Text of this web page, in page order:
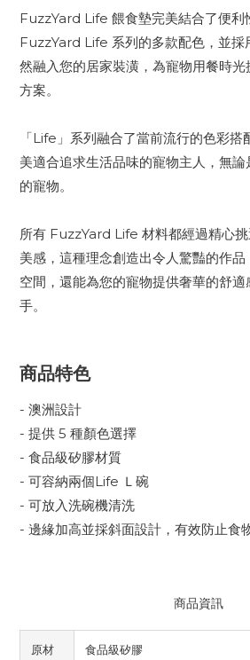
FuzzYard Life 餵食墊完美結合了便利
FuzzYard Life 系列的多款配色，並採
然融入您的居家裝潢，為寵物用餐時
方案。
「Life」系列融合了當前流行的色彩
美適合追求生活品味的寵物主人，無
的寵物。
所有 FuzzYard Life 材料都經過精心
美感，這種理念創造出令人驚豔的作
空間，還能為您的寵物提供奢華的舒
手。
商品特色
- 澳洲設計
- 提供 5 種顏色選擇
- 食品級矽膠材質
- 可容納兩個Life Ｌ碗
- 可放入洗碗機清洗
- 邊緣加高並採斜面設計，有效防止食
商品資訊
原材
食品級矽膠